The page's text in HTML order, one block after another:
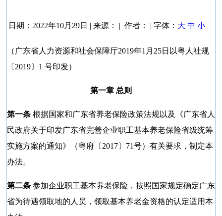
日期：2022年10月29日 | 来源： | 作者： | 字体： 大 中 小
（广东省人力资源和社会保障厅2019年1月25日以粤人社规
〔2019〕1 号印发）
第一章 总则
第一条 根据国家和广东省养老保险政策法规以及《广东省人
民政府关于印发广东省完善企业职工基本养老保险省级统筹
实施方案的通知》（粤府〔2017〕71号）有关要求，制定本
办法。
第二条 参加企业职工基本养老保险，按照国家规定确定广东
省为待遇领取地的人员，领取基本养老金资格的认定适用本